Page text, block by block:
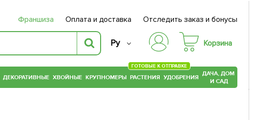
Франшиза Оплата и доставка Отследить заказ и бонусы
Ру Корзина
ДЕКОРАТИВНЫЕ ХВОЙНЫЕ КРУПНОМЕРЫ РАСТЕНИЯ
ГОТОВЫЕ К ОТПРАВКЕ
УДОБРЕНИЯ ДАЧА, ДОМ
И САД